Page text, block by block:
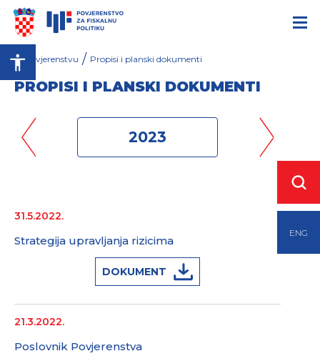
ENG
O Povjerenstvu / Propisi i planski dokumenti
PROPISI I PLANSKI DOKUMENTI
2023
31.5.2022.
Strategija upravljanja rizicima
DOKUMENT
21.3.2022.
Poslovnik Povjerenstva